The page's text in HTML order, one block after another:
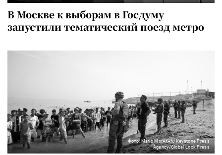
В Москве к выборам в Госдуму
запустили тематический поезд метро
Фото: Mario MorAfAN/Keystone Press
Agency/Global Look Press